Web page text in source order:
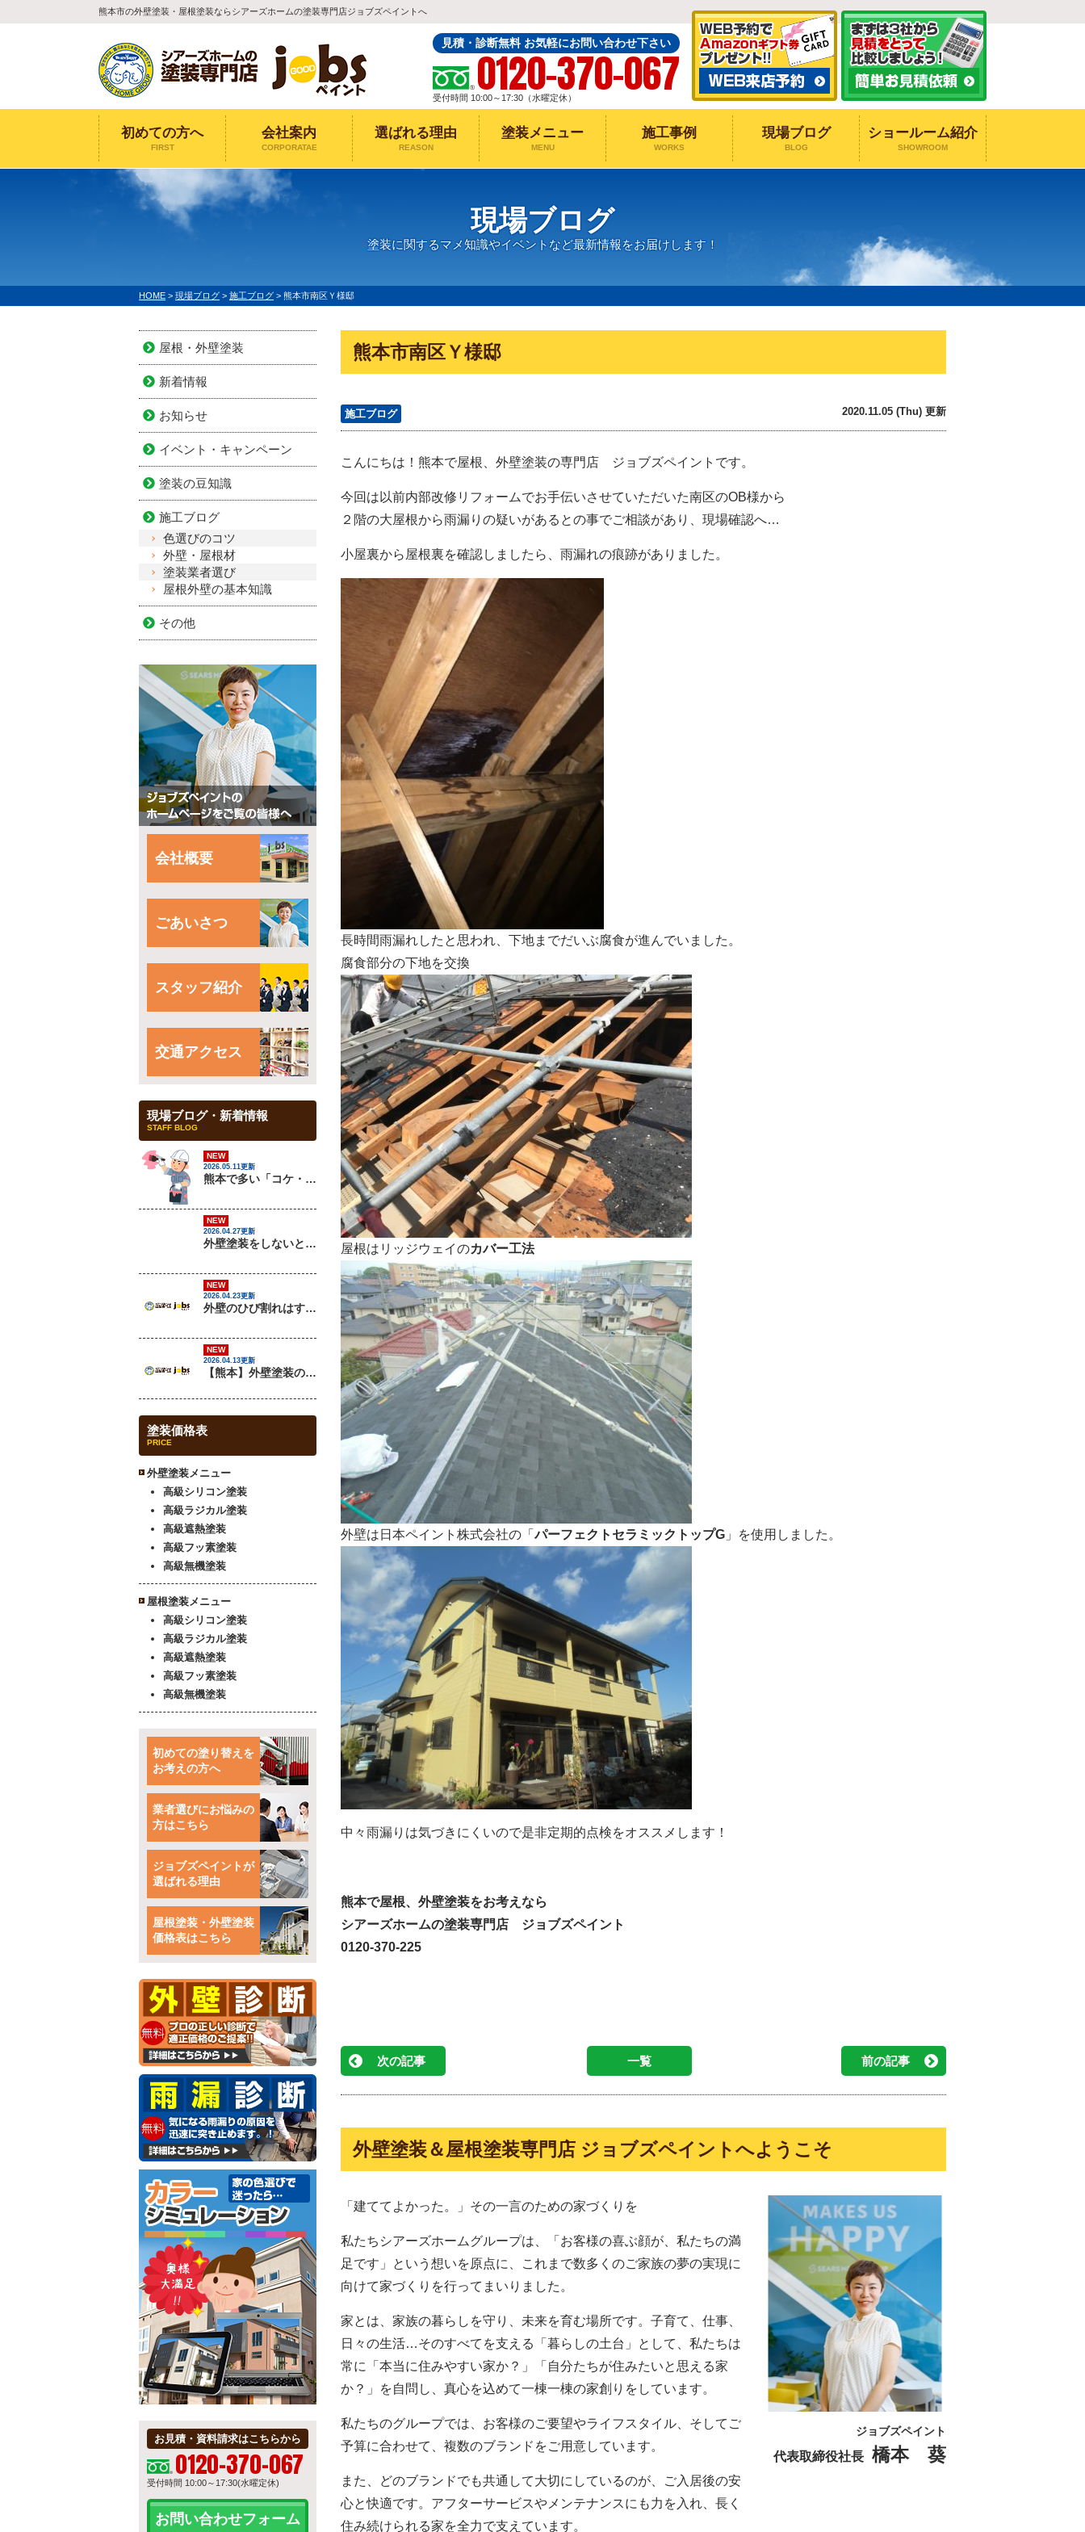
熊本市の外壁塗装・屋根塗装ならシアーズホームの塗装専門店ジョブズペイントへ
見積・診断無料 お気軽にお問い合わせ下さい
0120-370-067
受付時間 10:00～17:30（水曜定休）
初めての方へ
FIRST
会社案内
CORPORATAE
選ばれる理由
REASON
塗装メニュー
MENU
施工事例
WORKS
現場ブログ
BLOG
ショールーム紹介
SHOWROOM
現場ブログ
塗装に関するマメ知識やイベントなど最新情報をお届けします！
HOME > 現場ブログ > 施工ブログ > 熊本市南区Ｙ様邸
熊本市南区Ｙ様邸
施工ブログ 2020.11.05 (Thu) 更新
こんにちは！熊本で屋根、外壁塗装の専門店 ジョブズペイントです。
今回は以前内部改修リフォームでお手伝いさせていただいた南区のOB様から
２階の大屋根から雨漏りの疑いがあるとの事でご相談があり、現場確認へ…
小屋裏から屋根裏を確認しましたら、雨漏れの痕跡がありました。
長時間雨漏れしたと思われ、下地までだいぶ腐食が進んでいました。
腐食部分の下地を交換
屋根はリッジウェイのカバー工法
外壁は日本ペイント株式会社の「パーフェクトセラミックトップG 」を使用しました。
中々雨漏りは気づきにくいので是非定期的点検をオススメします！
熊本で屋根、外壁塗装をお考えなら
シアーズホームの塗装専門店 ジョブズペイント
0120-370-225
次の記事 一覧 前の記事
外壁塗装＆屋根塗装専門店 ジョブズペイントへようこそ
ジョブズペイント
代表取締役社長 橋本 葵
「建ててよかった。」その一言のための家づくりを
私たちシアーズホームグループは、「お客様の喜ぶ顔が、私たちの満
足です」という想いを原点に、これまで数多くのご家族の夢の実現に
向けて家づくりを行ってまいりました。
家とは、家族の暮らしを守り、未来を育む場所です。子育て、仕事、
日々の生活…そのすべてを支える「暮らしの土台」として、私たちは
常に「本当に住みやすい家か？」「自分たちが住みたいと思える家
か？」を自問し、真心を込めて一棟一棟の家創りをしています。
私たちのグループでは、お客様のご要望やライフスタイル、そしてご
予算に合わせて、複数のブランドをご用意しています。
また、どのブランドでも共通して大切にしているのが、ご入居後の安
心と快適です。アフターサービスやメンテナンスにも力を入れ、長く
住み続けられる家を全力で支えています。
屋根・外壁塗装
新着情報
お知らせ
イベント・キャンペーン
塗装の豆知識
施工ブログ
色選びのコツ
外壁・屋根材
塗装業者選び
屋根外壁の基本知識
その他
会社概要
ごあいさつ
スタッフ紹介
交通アクセス
現場ブログ・新着情報
STAFF BLOG
NEW
2026.05.11更新
熊本で多い「コケ・カビ汚れ」の原因と対策を解説
NEW
2026.04.27更新
外壁塗装をしないとどうなる？放置リスクを解説
NEW
2026.04.23更新
外壁のひび割れはすぐ補修すべき？放置するとどうなる？
NEW
2026.04.13更新
【熊本】外壁塗装の最適な時期はいつ？失敗しないタイミングと注意点を解説
塗装価格表
PRICE
外壁塗装メニュー
高級シリコン塗装
高級ラジカル塗装
高級遮熱塗装
高級フッ素塗装
高級無機塗装
屋根塗装メニュー
高級シリコン塗装
高級ラジカル塗装
高級遮熱塗装
高級フッ素塗装
高級無機塗装
初めての塗り替えを
お考えの方へ
業者選びにお悩みの
方はこちら
ジョブズペイントが
選ばれる理由
屋根塗装・外壁塗装
価格表はこちら
お見積・資料請求はこちらから
0120-370-067
受付時間 10:00～17:30(水曜定休)
お問い合わせフォーム